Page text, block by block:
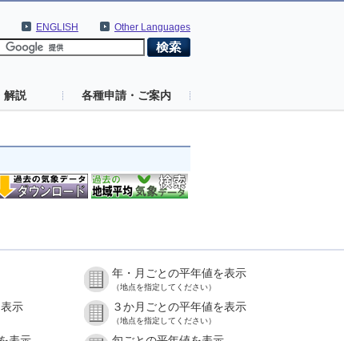
Other Languages
ENGLISH
解説 各種申請・ご案内
年・月ごとの平年値を表示
（地点を指定してください）
示 ３か月ごとの平年値を表示
（地点を指定してください）